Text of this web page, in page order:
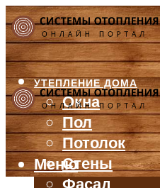
УТЕПЛЕНИЕ ДОМА
Окна
Пол
Потолок
Стены
Фасад
Меню